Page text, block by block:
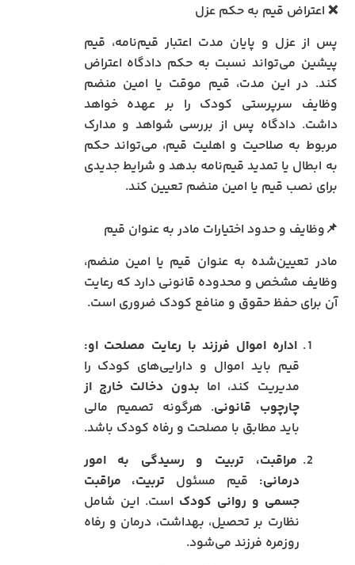
❌ اعتراض قیم به حکم عزل
پس از عزل و پایان مدت اعتبار قیم‌نامه، قیم
پیشین می‌تواند نسبت به حکم دادگاه اعتراض
کند. در این مدت، قیم موقت یا امین منضم
وظایف سرپرستی کودک را بر عهده خواهد
داشت. دادگاه پس از بررسی شواهد و مدارک
مربوط به صلاحیت و اهلیت قیم، می‌تواند حکم
به ابطال یا تمدید قیم‌نامه بدهد و شرایط جدیدی
برای نصب قیم یا امین منضم تعیین کند.
📌وظایف و حدود اختیارات مادر به عنوان قیم
مادر تعیین‌شده به عنوان قیم یا امین منضم،
وظایف مشخص و محدوده قانونی دارد که رعایت
آن برای حفظ حقوق و منافع کودک ضروری است.
اداره اموال فرزند با رعایت مصلحت او:
قیم باید اموال و دارایی‌های کودک را
مدیریت کند، اما بدون دخالت خارج از
چارچوب قانونی. هرگونه تصمیم مالی
باید مطابق با مصلحت و رفاه کودک باشد.
مراقبت، تربیت و رسیدگی به امور
درمانی: قیم مسئول تربیت، مراقبت
جسمی و روانی کودک است. این شامل
نظارت بر تحصیل، بهداشت، درمان و رفاه
روزمره فرزند می‌شود.